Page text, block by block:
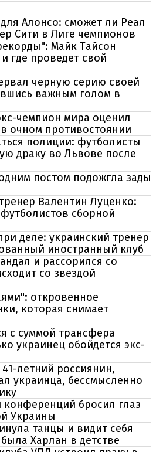
Алонсо: сможет ли Реал
Сити в Лиге чемпионов
Майк Тайсон
где проведет свой
черную серию своей
важным голом в
чемпион мира оценил
очном противостоянии
полиции: футболисты
драку во Львове после
постом подожгла зады
Валентин Луценко:
сборной
деле: украинский тренер
иностранный клуб
и рассорился со
со звездой
откровенное
которая снимает
с суммой трансфера
украинец обойдется экс-
летний россиянин,
украинца, бессмысленно
конференций бросил глаз
Украины
танцы и видит себя
Харлан в детстве